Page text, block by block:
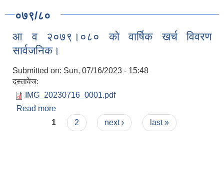
०७९/८०
आ व २०७९।०८० को वार्षिक खर्च विवरण
सार्वजनिक।
Submitted on: Sun, 07/16/2023 - 15:48
दस्तावेज:
IMG_20230716_0001.pdf
Read more
सार्वजनिक।
Pages
1 2 next › last »